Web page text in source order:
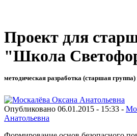
Проект для
"Школа
методическая разработка (старшая группа)
Опубликовано 06.01.2015 - 15:33 -
Анатольевна